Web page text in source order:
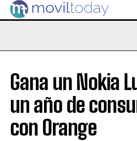
Gana un Nokia
un año de
con Orange